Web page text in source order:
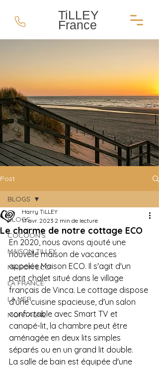
TiLLEY
France
Post
BLOGS
COCOON'S
MAISON TILLEY
MAISON ECO
LA FRANCE
LA MER
MONTAGNE
BLOGS
Le charme de notre cottage ECO
Harry TiLLEY
17 avr. 2023 2 min de lecture
En 2020, nous avons ajouté une
nouvelle maison de vacances
appelée Maison ECO. Il s'agit d'un
petit chalet situé dans le village
français de Vinca. Le cottage dispose
d'une cuisine spacieuse, d'un salon
confortable avec Smart TV et
canapé-lit, la chambre peut être
aménagée en deux lits simples
séparés ou en un grand lit double.
La salle de bain est équipée d'une